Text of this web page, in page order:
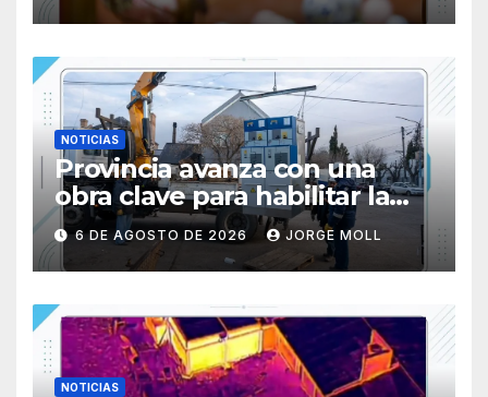
NOTICIAS
Provincia avanza con una
obra clave para habilitar la
nueva subestación del
Hospital Santa Teresita de
Rawson
6 DE AGOSTO DE 2026 JORGE MOLL
NOTICIAS